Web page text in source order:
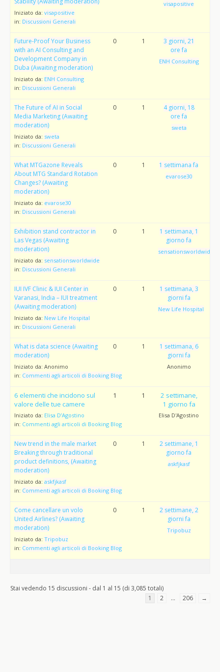
Iniziato da: visapositive
in: Discussioni Generali
visapositive
Future-Proof Your Business
with an AI Consulting and
Development Company in
Duba (Awaiting moderation)
Iniziato da: ENH Consulting
in: Discussioni Generali
0 1
3 giorni, 21
ore fa
ENH Consulting
The Future of AI in Social
Media Marketing (Awaiting
moderation)
Iniziato da: sweta
in: Discussioni Generali
0 1
4 giorni, 18
ore fa
sweta
What MTGazone Reveals
About MTG Standard Rotation
Changes? (Awaiting
moderation)
Iniziato da: evarose30
in: Discussioni Generali
0 1 1 settimana fa
evarose30
Exhibition stand contractor in
Las Vegas (Awaiting
moderation)
Iniziato da: sensationsworldwide
in: Discussioni Generali
0 1
1 settimana, 1
giorno fa
sensationsworldwide
IUI IVF Clinic & IUI Center in
Varanasi, India – IUI treatment
(Awaiting moderation)
Iniziato da: New Life Hospital
in: Discussioni Generali
0 1
1 settimana, 3
giorni fa
New Life Hospital
What is data science (Awaiting
moderation)
Iniziato da: Anonimo
in: Commenti agli articoli di Booking Blog
0 1
1 settimana, 6
giorni fa
Anonimo
6 elementi che incidono sul
valore delle tue camere
Iniziato da: Elisa D’Agostino
in: Commenti agli articoli di Booking Blog
1 1
2 settimane,
1 giorno fa
Elisa D'Agostino
New trend in the male market
Breaking through traditional
product definitions, (Awaiting
moderation)
Iniziato da: askfjkasf
in: Commenti agli articoli di Booking Blog
0 1
2 settimane, 1
giorno fa
askfjkasf
Come cancellare un volo
United Airlines? (Awaiting
moderation)
Iniziato da: Tripobuz
in: Commenti agli articoli di Booking Blog
0 1
2 settimane, 2
giorni fa
Tripobuz
Stai vedendo 15 discussioni - dal 1 al 15 (di 3,085 totali)
1
2 … 206 →